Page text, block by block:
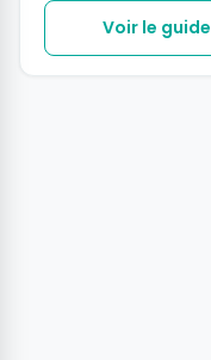
Voir le guide